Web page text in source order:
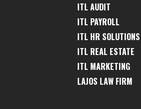
ITL AUDIT
ITL PAYROLL
ITL HR SOLUTIONS
ITL REAL ESTATE
ITL MARKETING
LAJOS LAW FIRM